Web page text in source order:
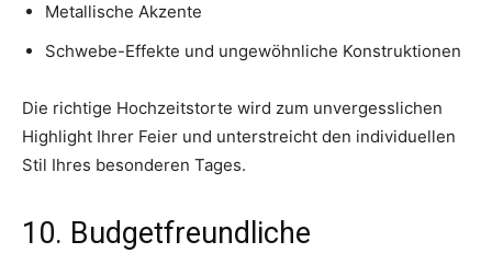
Metallische Akzente
Schwebe-Effekte und ungewöhnliche Konstruktionen
Die richtige Hochzeitstorte wird zum unvergesslichen
Highlight Ihrer Feier und unterstreicht den individuellen
Stil Ihres besonderen Tages.
10. Budgetfreundliche